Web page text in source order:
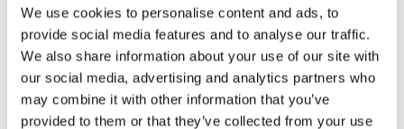
We use cookies to personalise content and ads, to
provide social media features and to analyse our traffic.
We also share information about your use of our site with
our social media, advertising and analytics partners who
may combine it with other information that you’ve
provided to them or that they’ve collected from your use
Lägg till i varukorg
T-shirt Avant barn grön 92 cm
G0007
90kr (ex. moms)
T-shirt Avant barn grön 104-110
cm
90 kr (ex. moms)